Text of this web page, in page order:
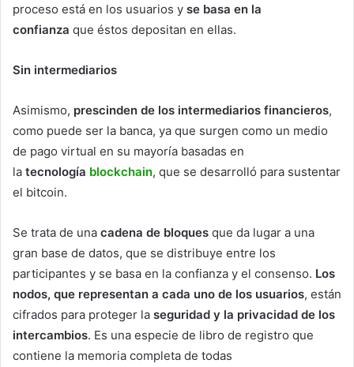
proceso está en los usuarios y se basa en la
confianza que éstos depositan en ellas.
Sin intermediarios
Asimismo, prescinden de los intermediarios financieros,
como puede ser la banca, ya que surgen como un medio
de pago virtual en su mayoría basadas en
la tecnología blockchain, que se desarrolló para sustentar
el bitcoin.
Se trata de una cadena de bloques que da lugar a una
gran base de datos, que se distribuye entre los
participantes y se basa en la confianza y el consenso. Los
nodos, que representan a cada uno de los usuarios, están
cifrados para proteger la seguridad y la privacidad de los
intercambios. Es una especie de libro de registro que
contiene la memoria completa de todas